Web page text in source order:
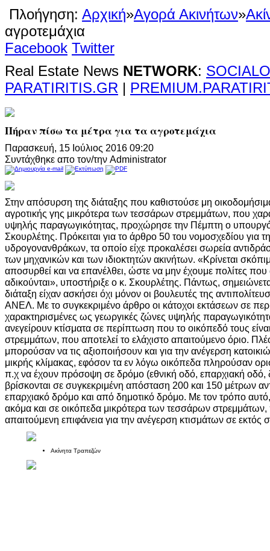
Πλοήγηση: Αρχική»Αγορά Ακινήτων»
αγροτεμάχια
Facebook Twitter
Real Estate News NETWORK:
PARATIRITIS.GR |
Πήραν πίσω τα μέτρα για τα αγροτεμάχια
Παρασκευή, 15 Ιούλιος 2016 09:20
Συντάχθηκε απο τον/την Administrator
Στην απόσυρση της διάταξης που καθιστούσε μη
αγροτικής γης μικρότερα των τεσσάρων στρεμμάτων, που
υψηλής παραγωγικότητας, προχώρησε την Πέμπτη ο
Σκουρλέτης. Πρόκειται για το άρθρο 50 του νομοσχεδίου για
υδρογονανθράκων, τα οποίο είχε προκαλέσει σωρεία
των μηχανικών και των ιδιοκτητών ακινήτων. «Κρίνεται
αποσυρθεί και να επανέλθει, ώστε να μην έχουμε πολίτες που
αδικούνται», υποστήριξε ο κ. Σκουρλέτης. Πάντως,
διάταξη είχαν ασκήσει όχι μόνον οι βουλευτές της
ΑΝΕΛ. Με το συγκεκριμένο άρθρο οι κάτοχοι εκτάσεων σε
χαρακτηρισμένες ως γεωργικές ζώνες υψηλής
ανεγείρουν κτίσματα σε περίπτωση που το οικόπεδό τους
στρεμμάτων, που αποτελεί το ελάχιστο απαιτούμενο όριο.
μπορούσαν να τις αξιοποιήσουν και για την ανέγερση
μικρής κλίμακας, εφόσον τα εν λόγω οικόπεδα πληρούσαν
π.χ να έχουν πρόσοψη σε δρόμο (εθνική οδό, επαρχιακή οδό,
βρίσκονται σε συγκεκριμένη απόσταση 200 και 150 μέτρων
επαρχιακό δρόμο και από δημοτικό δρόμο. Με τον τρόπο
ακόμα και σε οικόπεδα μικρότερα των τεσσάρων στρεμμάτων,
απαιτούμενη επιφάνεια για την ανέγερση κτισμάτων σε εκτός
Ακίνητα Τραπεζών